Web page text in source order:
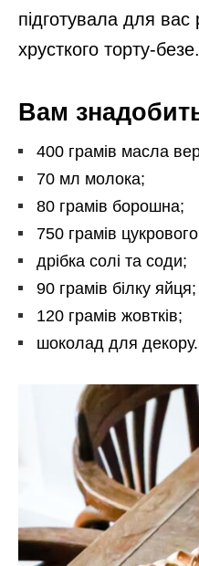
підготувала для
хрусткого торту-безе.
Вам
400 грамів масла
70 мл молока;
80 грамів борошна;
750 грамів цукрового
дрібка солі та соди;
90 грамів білку яйця;
120 грамів жовтків;
шоколад для декору.